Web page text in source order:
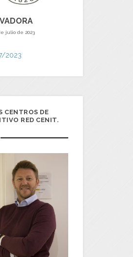
julio de 2023
CENTROS DE
RED CENIT.